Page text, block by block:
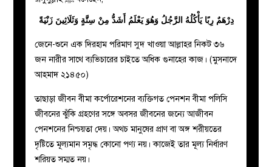
دِرْهَمٌ رِبًا يَأْكُلُهُ الرَّجُلُ وَهُوَ يَعْلَمُ أَشَدُّ مِنْ سِتَّةٍ وَثَلَاثِينَ زَنْيَةً
জেনে-শুনে এক দিরহাম পরিমাণ সুদ খাওয়া আল্লাহর নিকট ৩৬
জন নারীর সাথে ব্যভিচারের চাইতে অধিক গুনাহের কাজ। (মুসনাদে
আহমাদ ২১৪৫০)
তাছাড়া জীবন বীমা কর্পোরেশনের ব্যক্তিগত পেনশন বীমা পলিসি
জীবনের ঝুঁকি গ্রহণের সঙ্গে অবসর জীবনের জন্যে আজীবন
পেনশনের নিশ্চয়তা দেয়। অথচ মানুষের প্রাণ বা অঙ্গ শরীয়তের
দৃষ্টিতে মূল্যমান সমৃদ্ধ কোনো পণ্য নয়। কাজেই তার মূল্য নির্ধারণ
শরিয়ত সম্মত নয়।